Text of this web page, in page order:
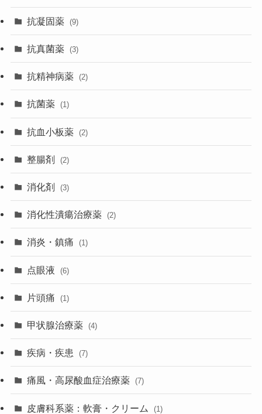
抗凝固薬 (9)
抗真菌薬 (3)
抗精神病薬 (2)
抗菌薬 (1)
抗血小板薬 (2)
整腸剤 (2)
消化剤 (3)
消化性潰瘍治療薬 (2)
消炎・鎮痛 (1)
点眼液 (6)
片頭痛 (1)
甲状腺治療薬 (4)
疾病・疾患 (7)
痛風・高尿酸血症治療薬 (7)
皮膚科系薬：軟膏・クリーム (1)